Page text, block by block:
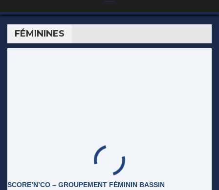
FÉMININES
SCORE’N’CO – GROUPEMENT FÉMININ BASSIN